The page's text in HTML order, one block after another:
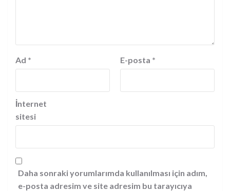
Ad * E-posta *
İnternet
sitesi
Daha sonraki yorumlarımda kullanılması için adım,
e-posta adresim ve site adresim bu tarayıcıya